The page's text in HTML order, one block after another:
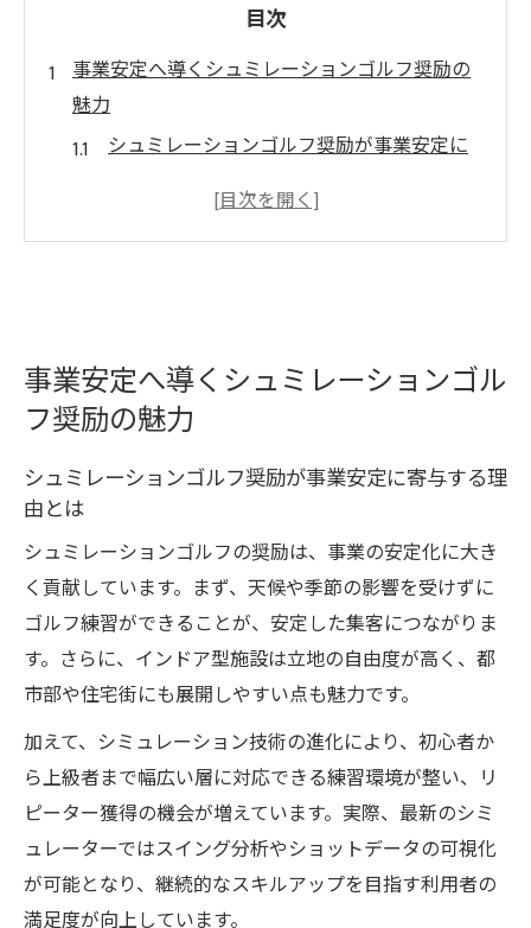
目次
事業安定へ導くシュミレーションゴルフ奨励の
魅力
シュミレーションゴルフ奨励が事業安定に
寄与する理由とは
シュミレーションゴルフで事業基盤を強化
する方法
訣
初期投資に強いシュミレーションゴルフ活用法
初期投資を抑えるシュミレーションゴルフ
導入のコツ
シュミレーションゴルフ設備投資の費用対
効果を徹底検証
ンゴルフ選び
シュミレーションゴルフ導入で事業のリス
クを分散する方法
自宅や小規模施設でも活用できるシュミレ
ーションゴルフ提案
事業安定へ導くシュミレーションゴル
フ奨励の魅力
シュミレーションゴルフ奨励が事業安定に寄与する理
由とは
シュミレーションゴルフの奨励は、事業の安定化に大き
く貢献しています。まず、天候や季節の影響を受けずに
ゴルフ練習ができることが、安定した集客につながりま
す。さらに、インドア型施設は立地の自由度が高く、都
市部や住宅街にも展開しやすい点も魅力です。
加えて、シミュレーション技術の進化により、初心者か
ら上級者まで幅広い層に対応できる練習環境が整い、リ
ピーター獲得の機会が増えています。実際、最新のシミ
ュレーターではスイング分析やショットデータの可視化
が可能となり、継続的なスキルアップを目指す利用者の
満足度が向上しています。